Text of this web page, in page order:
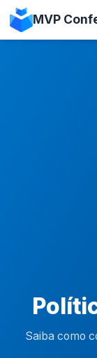
MVP
Saiba como